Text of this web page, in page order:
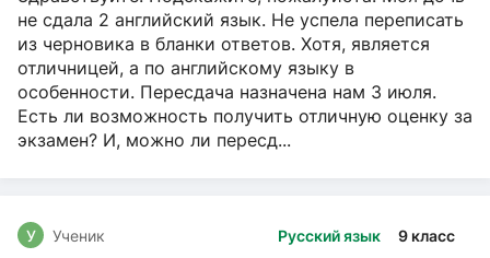
не сдала 2 английский язык. Не успела переписать
из черновика в бланки ответов. Хотя, является
отличницей, а по английскому языку в
особенности. Пересдача назначена нам 3 июля.
Есть ли возможность получить отличную оценку за
экзамен? И, можно ли пересд...
Русский язык 9 класс
У Ученик